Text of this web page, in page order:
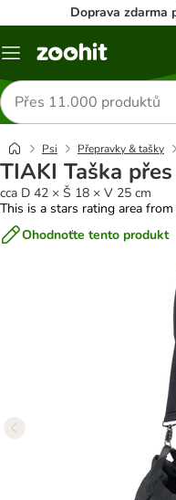
Doprava zdarma
Menu
Hledat
produkty
Psi Přepravky & tašky
TIAKI Taška
cca D 42 × Š 18 × V 25 cm
This is a stars rating area
Ohodnoťte tento produkt